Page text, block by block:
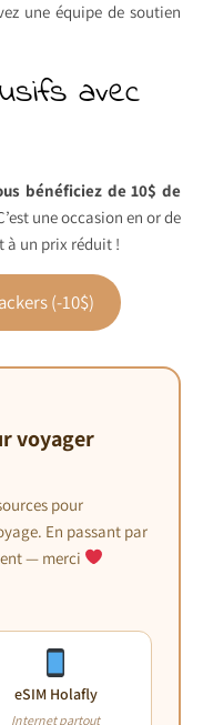
une équipe de soutien
avec
bénéficiez de 10$ de
une occasion en or de
à un prix réduit !
(-10$)
voyager
pour
En passant par
— merci
eSIM Holafly
Internet partout